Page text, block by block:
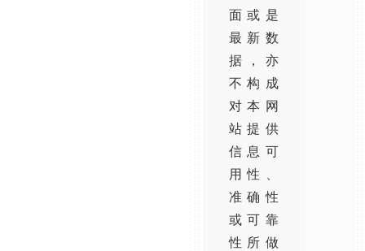
面或是
最新数
据，亦
不构成
对本网
站提供
信息可
用性、
准确性
或可靠
性所做